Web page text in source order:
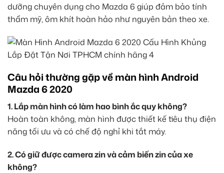
dưỡng chuyên dụng cho Mazda 6 giúp đảm bảo tính
thẩm mỹ, ôm khít hoàn hảo như nguyên bản theo xe.
Câu hỏi thường gặp về màn hình Android
Mazda 6 2020
1. Lắp màn hình có làm hao bình ắc quy không?
Hoàn toàn không, màn hình được thiết kế tiêu thụ điện
năng tối ưu và có chế độ nghỉ khi tắt máy.
2. Có giữ được camera zin và cảm biến zin của xe
không?